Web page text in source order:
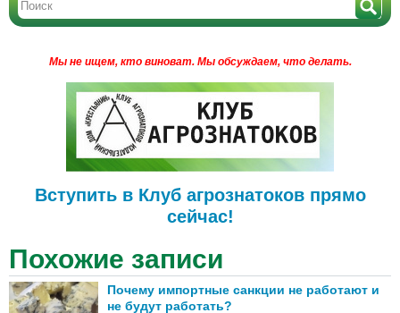
Мы не ищем, кто виноват. Мы обсуждаем, что делать.
Вступить в Клуб агрознатоков прямо
сейчас!
Похожие записи
Почему импортные санкции не работают и
не будут работать?